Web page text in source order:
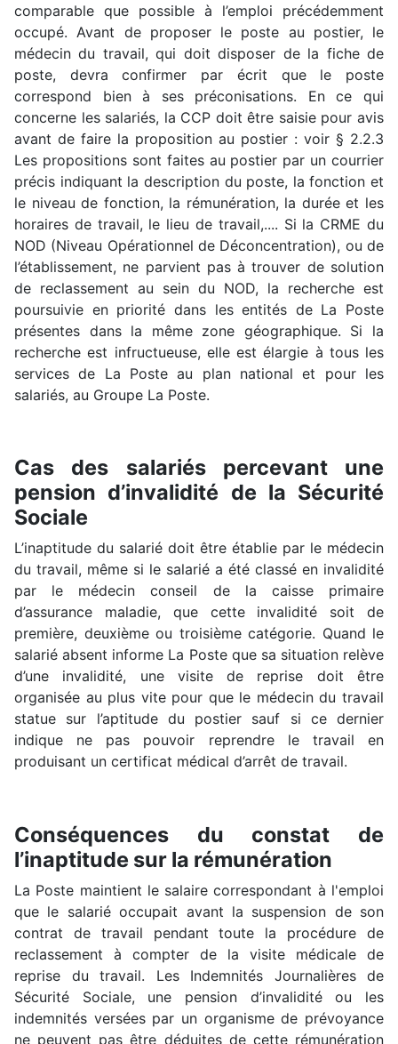
comparable que possible à l’emploi précédemment
occupé. Avant de proposer le poste au postier, le
médecin du travail, qui doit disposer de la fiche de
poste, devra confirmer par écrit que le poste
correspond bien à ses préconisations. En ce qui
concerne les salariés, la CCP doit être saisie pour avis
avant de faire la proposition au postier : voir § 2.2.3
Les propositions sont faites au postier par un courrier
précis indiquant la description du poste, la fonction et
le niveau de fonction, la rémunération, la durée et les
horaires de travail, le lieu de travail,.... Si la CRME du
NOD (Niveau Opérationnel de Déconcentration), ou de
l’établissement, ne parvient pas à trouver de solution
de reclassement au sein du NOD, la recherche est
poursuivie en priorité dans les entités de La Poste
présentes dans la même zone géographique. Si la
recherche est infructueuse, elle est élargie à tous les
services de La Poste au plan national et pour les
salariés, au Groupe La Poste.
Cas des salariés percevant une
pension d’invalidité de la Sécurité
Sociale
L’inaptitude du salarié doit être établie par le médecin
du travail, même si le salarié a été classé en invalidité
par le médecin conseil de la caisse primaire
d’assurance maladie, que cette invalidité soit de
première, deuxième ou troisième catégorie. Quand le
salarié absent informe La Poste que sa situation relève
d’une invalidité, une visite de reprise doit être
organisée au plus vite pour que le médecin du travail
statue sur l’aptitude du postier sauf si ce dernier
indique ne pas pouvoir reprendre le travail en
produisant un certificat médical d’arrêt de travail.
Conséquences du constat de
l’inaptitude sur la rémunération
La Poste maintient le salaire correspondant à l'emploi
que le salarié occupait avant la suspension de son
contrat de travail pendant toute la procédure de
reclassement à compter de la visite médicale de
reprise du travail. Les Indemnités Journalières de
Sécurité Sociale, une pension d’invalidité ou les
indemnités versées par un organisme de prévoyance
ne peuvent pas être déduites de cette rémunération